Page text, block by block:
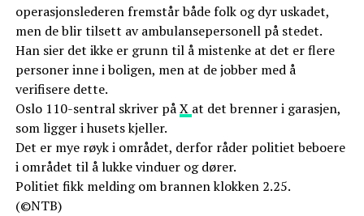
operasjonslederen fremstår både folk og dyr uskadet,
men de blir tilsett av ambulansepersonell på stedet.
Han sier det ikke er grunn til å mistenke at det er flere
personer inne i boligen, men at de jobber med å
verifisere dette.
Oslo 110-sentral skriver påX at det brenner i garasjen,
som ligger i husets kjeller.
Det er mye røyk i området, derfor råder politiet beboere
i området til å lukke vinduer og dører.
Politiet fikk melding om brannen klokken 2.25.
(©NTB)